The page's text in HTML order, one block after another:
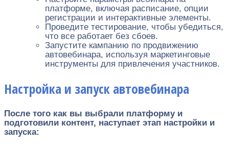
платформе, включая расписание, опции
регистрации и интерактивные элементы.
Проведите тестирование, чтобы убедиться,
что все работает без сбоев.
Запустите кампанию по продвижению
автовебинара, используя маркетинговые
инструменты для привлечения участников.
Настройка и запуск автовебинара
После того как вы выбрали платформу и
подготовили контент, наступает этап настройки и
запуска: